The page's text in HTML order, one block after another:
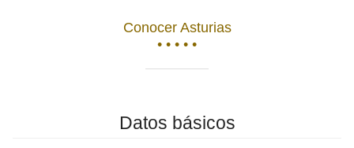
Conocer Asturias
• • • • •
Datos básicos